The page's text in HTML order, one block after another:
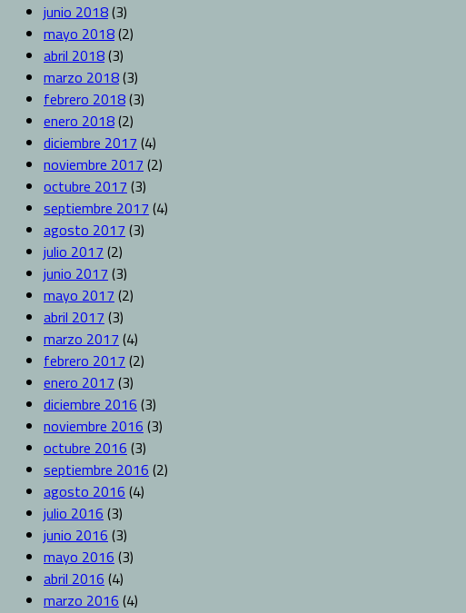
junio 2018(3)
mayo 2018(2)
abril 2018(3)
marzo 2018(3)
febrero 2018(3)
enero 2018(2)
diciembre 2017 (4)
noviembre 2017 (2)
octubre 2017 (3)
septiembre 2017 (4)
agosto 2017 (3)
julio 2017 (2)
junio 2017 (3)
mayo 2017 (2)
abril 2017 (3)
marzo 2017 (4)
febrero 2017 (2)
enero 2017 (3)
diciembre 2016 (3)
noviembre 2016 (3)
octubre 2016 (3)
septiembre 2016 (2)
agosto 2016 (4)
julio 2016 (3)
junio 2016 (3)
mayo 2016 (3)
abril 2016 (4)
marzo 2016 (4)